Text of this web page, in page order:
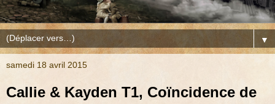
▼
samedi 18 avril 2015
Callie & Kayden T1, Coïncidence de